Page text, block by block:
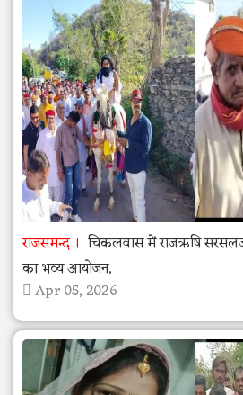
राजसमन्द
चिकलवास में राजऋषि
का भव्य आयोजन,
Apr 05, 2026